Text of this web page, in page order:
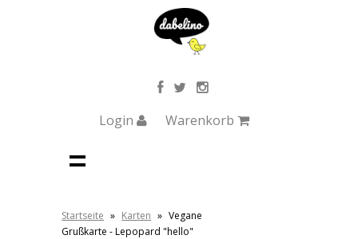
Login Warenkorb
Startseite » Karten » Vegane
Grußkarte - Lepopard "hello"